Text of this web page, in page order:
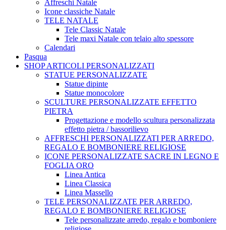
Affreschi Natale
Icone classiche Natale
TELE NATALE
Tele Classic Natale
Tele maxi Natale con telaio alto spessore
Calendari
Pasqua
SHOP ARTICOLI PERSONALIZZATI
STATUE PERSONALIZZATE
Statue dipinte
Statue monocolore
SCULTURE PERSONALIZZATE EFFETTO
PIETRA
Progettazione e modello scultura personalizzata
effetto pietra / bassorilievo
AFFRESCHI PERSONALIZZATI PER ARREDO,
REGALO E BOMBONIERE RELIGIOSE
ICONE PERSONALIZZATE SACRE IN LEGNO E
FOGLIA ORO
Linea Antica
Linea Classica
Linea Massello
TELE PERSONALIZZATE PER ARREDO,
REGALO E BOMBONIERE RELIGIOSE
Tele personalizzate arredo, regalo e bomboniere